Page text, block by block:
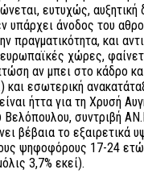
ευτυχώς, αυξητική
υπάρχει άνοδος του
πραγματικότητα, και
χώρες,
αν μπει στο κάδρο
και εσωτερική
ήττα για τη Χρυσή
Βελόπουλου, συντριβή
βέβαια το εξαιρετικά
ψηφοφόρους 17-24
3,7% εκεί).